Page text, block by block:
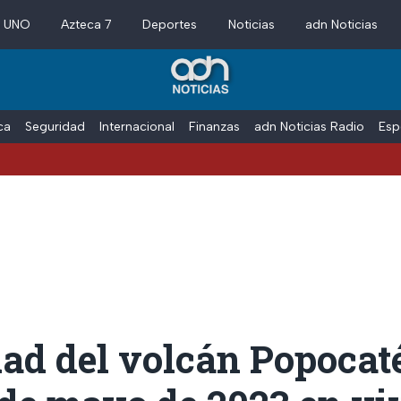
Azteca 7 Deportes Noticias adn Noticias
Seguridad Internacional Finanzas adn Noticias Radio
del volcán